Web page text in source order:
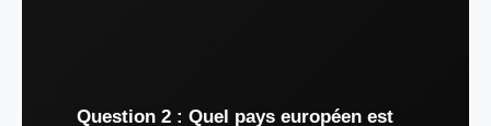
Question 2 : Quel pays européen est